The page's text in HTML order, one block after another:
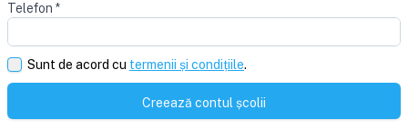
Telefon *
Sunt de acord cu termenii și condițiile.
Creează contul școlii